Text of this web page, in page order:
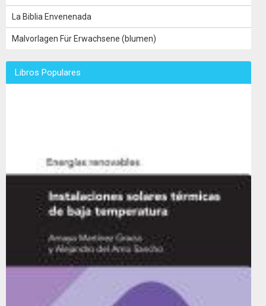
La Biblia Envenenada
Malvorlagen Für Erwachsene (blumen)
Libros Populares